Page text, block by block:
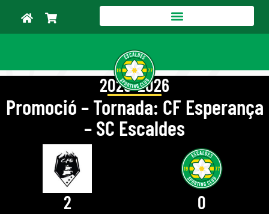
2025-2026
Promoció – Tornada: CF Esperança
– SC Escaldes
2 0